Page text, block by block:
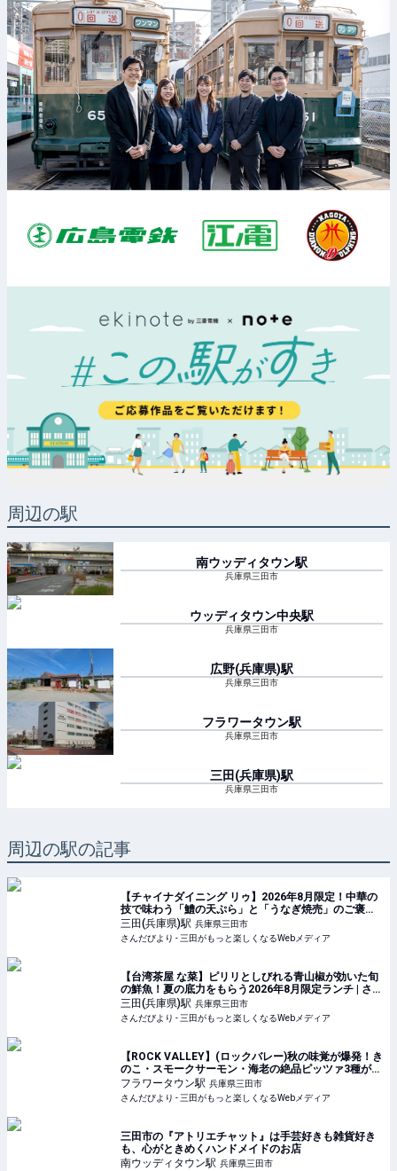
周辺の駅
南ウッディタウン駅
兵庫県三田市
ウッディタウン中央駅
兵庫県三田市
広野(兵庫県)駅
兵庫県三田市
フラワータウン駅
兵庫県三田市
三田(兵庫県)駅
兵庫県三田市
周辺の駅の記事
【チャイナダイニング リゥ】2026年8月限定！中華の
技で味わう「鱧の天ぷら」と「うなぎ焼売」のご褒美
ランチ | さんだびより - 三田がもっと楽しくなるWeb
メディア
三田(兵庫県)駅 兵庫県三田市
さんだびより - 三田がもっと楽しくなるWebメディア
【台湾茶屋 な菜】ピリリとしびれる青山椒が効いた旬
の鮮魚！夏の底力をもらう2026年8月限定ランチ | さん
だびより - 三田がもっと楽しくなるWebメディア
三田(兵庫県)駅 兵庫県三田市
さんだびより - 三田がもっと楽しくなるWebメディア
【ROCK VALLEY】(ロックバレー)秋の味覚が爆発！き
のこ・スモークサーモン・海老の絶品ピッツァ3種が登
場♪ | さんだびより - 三田がもっと楽しくなるWebメデ
ィア
フラワータウン駅 兵庫県三田市
さんだびより - 三田がもっと楽しくなるWebメディア
三田市の『アトリエチャット』は手芸好きも雑貨好き
も、心がときめくハンドメイドのお店
南ウッディタウン駅 兵庫県三田市